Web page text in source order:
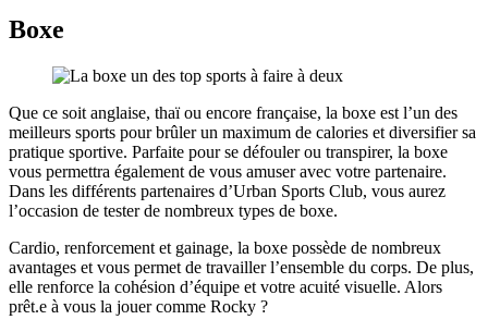
Boxe
Que ce soit anglaise, thaï ou encore française, la boxe est l’un des
meilleurs sports pour brûler un maximum de calories et diversifier sa
pratique sportive. Parfaite pour se défouler ou transpirer, la boxe
vous permettra également de vous amuser avec votre partenaire.
Dans les différents partenaires d’Urban Sports Club, vous aurez
l’occasion de tester de nombreux types de boxe.
Cardio, renforcement et gainage, la boxe possède de nombreux
avantages et vous permet de travailler l’ensemble du corps. De plus,
elle renforce la cohésion d’équipe et votre acuité visuelle. Alors
prêt.e à vous la jouer comme Rocky ?